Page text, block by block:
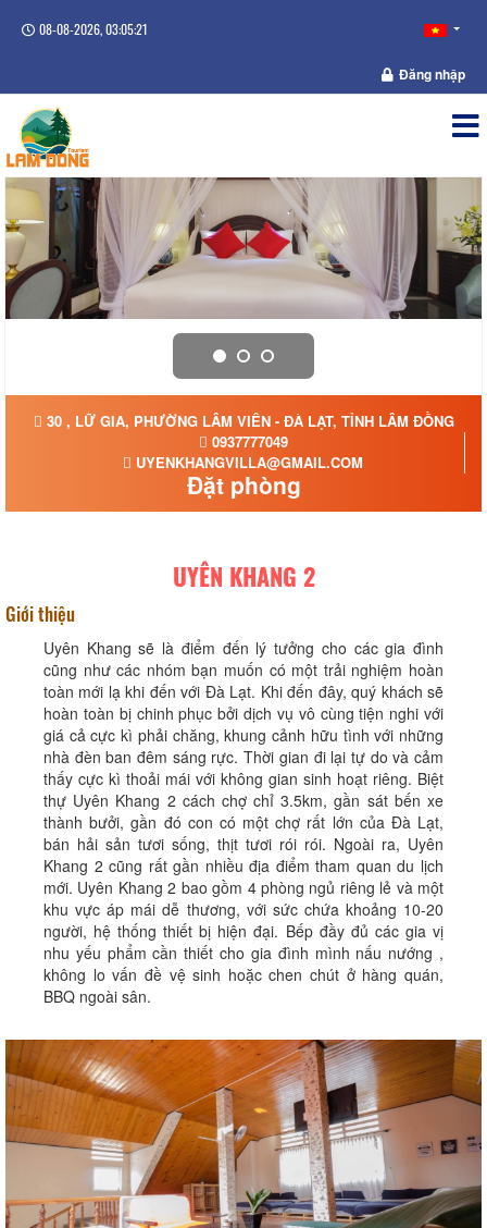
08-08-2026, 03:05:21
Đăng nhập
30 , LỮ GIA, PHƯỜNG LÂM VIÊN - ĐÀ LẠT, TỈNH LÂM ĐỒNG
0937777049
UYENKHANGVILLA@GMAIL.COM
Đặt phòng
UYÊN KHANG 2
Giới thiệu
Uyên Khang sẽ là điểm đến lý tưởng cho các gia đình
cũng như các nhóm bạn muốn có một trải nghiệm hoàn
toàn mới lạ khi đến với Đà Lạt. Khi đến đây, quý khách sẽ
hoàn toàn bị chinh phục bởi dịch vụ vô cùng tiện nghi với
giá cả cực kì phải chăng, khung cảnh hữu tình với những
nhà đèn ban đêm sáng rực. Thời gian đi lại tự do và cảm
thấy cực kì thoải mái với không gian sinh hoạt riêng. Biệt
thự Uyên Khang 2 cách chợ chỉ 3.5km, gần sát bến xe
thành bưởi, gần đó con có một chợ rất lớn của Đà Lạt,
bán hải sản tươi sống, thịt tươi rói rói. Ngoài ra, Uyên
Khang 2 cũng rất gần nhiều địa điểm tham quan du lịch
mới. Uyên Khang 2 bao gồm 4 phòng ngủ riêng lẻ và một
khu vực áp mái dễ thương, với sức chứa khoảng 10-20
người, hệ thống thiết bị hiện đại. Bếp đầy đủ các gia vị
nhu yếu phẩm cần thiết cho gia đình mình nấu nướng ,
không lo vấn đề vệ sinh hoặc chen chút ở hàng quán,
BBQ ngoài sân.